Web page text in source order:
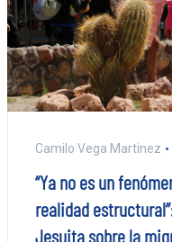
Camilo Vega Martinez
“Ya no es un
realidad
Jesuita sobre la